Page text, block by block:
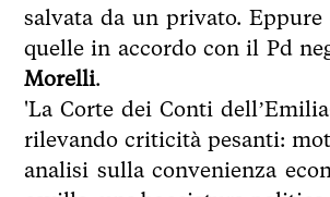
salvata da un privato.
quelle in accordo con il Pd
Morelli.
'La Corte dei Conti
rilevando criticità pesanti:
analisi sulla convenienza